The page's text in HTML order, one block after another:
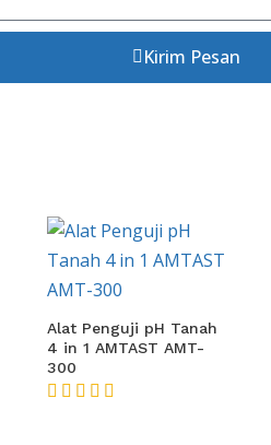
Kirim Pesan
Alat Penguji pH Tanah
4 in 1 AMTAST AMT-
300